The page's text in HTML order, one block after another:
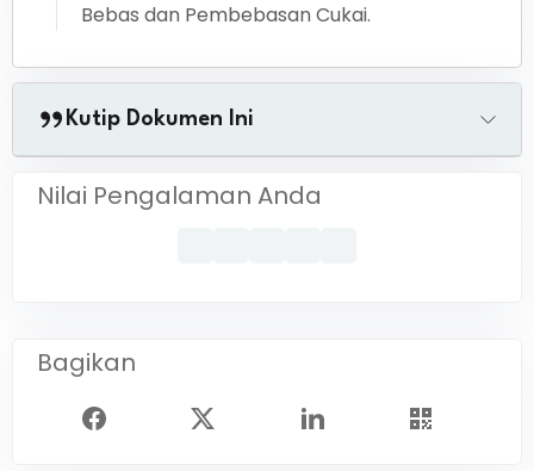
Bebas dan Pembebasan Cukai.
Kutip Dokumen Ini
Nilai Pengalaman Anda
Bagikan